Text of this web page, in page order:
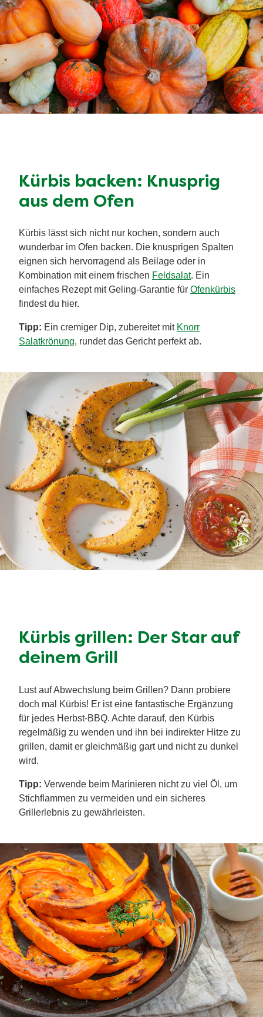
Kürbis backen: Knusprig
aus dem Ofen
Kürbis lässt sich nicht nur kochen, sondern auch
wunderbar im Ofen backen. Die knusprigen Spalten
eignen sich hervorragend als Beilage oder in
Kombination mit einem frischen Feldsalat. Ein
einfaches Rezept mit Geling-Garantie für Ofenkürbis
findest du hier.
Tipp: Ein cremiger Dip, zubereitet mit Knorr
Salatkrönung, rundet das Gericht perfekt ab.
Kürbis grillen: Der Star auf
deinem Grill
Lust auf Abwechslung beim Grillen? Dann probiere
doch mal Kürbis! Er ist eine fantastische Ergänzung
für jedes Herbst-BBQ. Achte darauf, den Kürbis
regelmäßig zu wenden und ihn bei indirekter Hitze zu
grillen, damit er gleichmäßig gart und nicht zu dunkel
wird.
Tipp: Verwende beim Marinieren nicht zu viel Öl, um
Stichflammen zu vermeiden und ein sicheres
Grillerlebnis zu gewährleisten.